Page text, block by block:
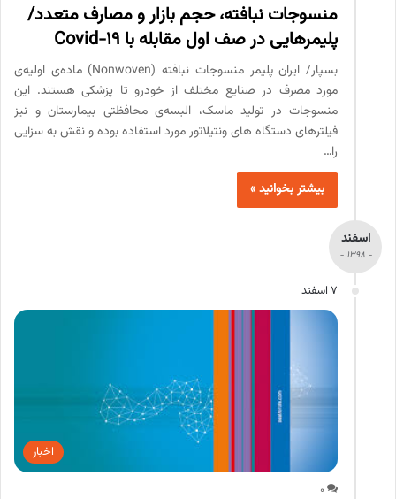
منسوجات نبافته، حجم بازار و مصارف متعدد/
پلیمرهایی در صف اول مقابله با Covid-19
بسپار/ ایران پلیمر منسوجات نبافته (Nonwoven) ماده‌ی اولیه‌ی
مورد مصرف در صنایع مختلف از خودرو تا پزشکی هستند. این
منسوجات در تولید ماسک، البسه‌ی محافظتی بیمارستان و نیز
فیلترهای دستگاه های ونتیلاتور مورد استفاده بوده و نقش به سزایی
را…
بیشتر بخوانید »
اسفند
- 1398 -
7 اسفند
اخبار
0